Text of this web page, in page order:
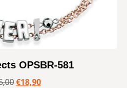
OPSBR-581
€18,90